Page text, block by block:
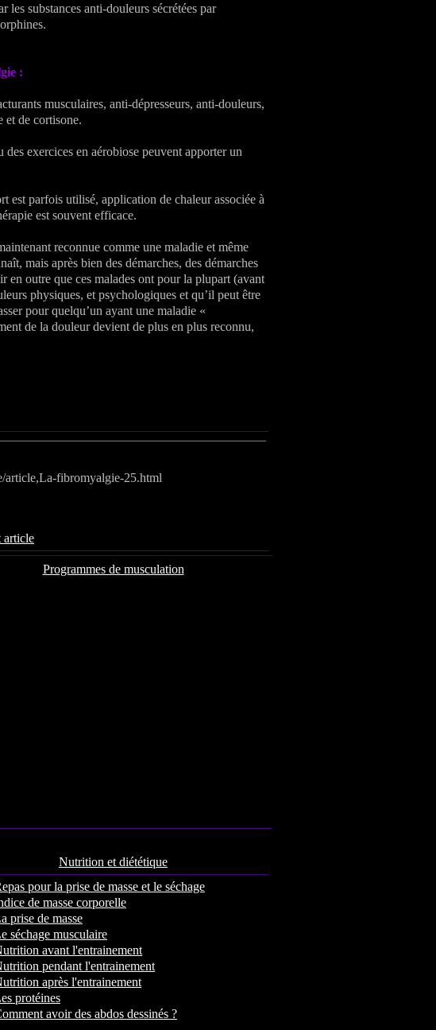
les substances anti-douleurs sécrétées par
:
musculaires, anti-dépresseurs, anti-douleurs,
et de cortisone.
des exercices en aérobiose peuvent apporter un
est parfois utilisé, application de chaleur associée à
est souvent efficace.
reconnue comme une maladie et même
mais après bien des démarches, des démarches
en outre que ces malades ont pour la plupart (avant
physiques, et psychologiques et qu’il peut être
pour quelqu’un ayant une maladie «
de la douleur devient de plus en plus reconnu,
article,La-fibromyalgie-25.html
article
Programmes de musculation
Nutrition et diététique
pour la prise de masse et le séchage
de masse corporelle
prise de masse
séchage musculaire
avant l'entrainement
pendant l'entrainement
après l'entrainement
protéines
avoir des abdos dessinés ?